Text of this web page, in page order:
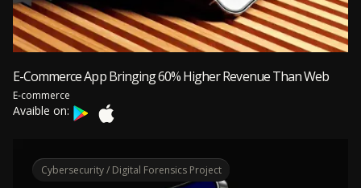
E-Commerce App Bringing 60% Higher Revenue Than Web
E-commerce
Avaible on:
Cybersecurity / Digital Forensics Project